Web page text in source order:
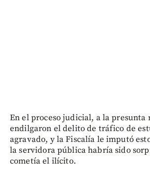
En el proceso judicial, a la presunta
endilgaron el delito de tráfico de
agravado, y la Fiscalía le imputó
la servidora pública habría sido
cometía el ilícito.